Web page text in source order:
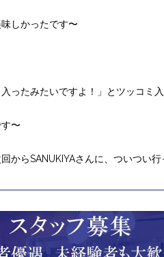
しかったです〜
ったみたいですよ！」とツッコミ入
〜
からSANUKIYAさんに、ついつい行